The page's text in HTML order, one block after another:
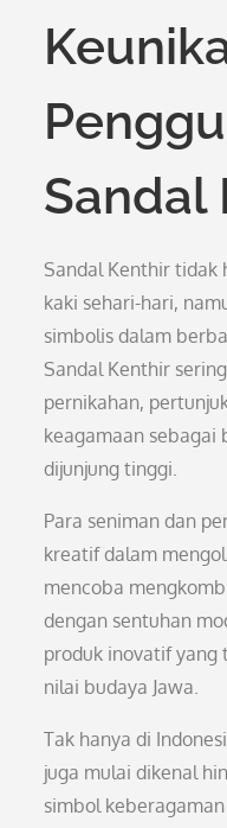
Sandal
Sandal Kenthir tidak
kaki sehari-hari,
simbolis dalam
Sandal Kenthir
pernikahan,
keagamaan sebagai
dijunjung tinggi.
Para seniman dan
kreatif dalam
mencoba
dengan sentuhan
produk inovatif
nilai budaya Jawa.
Tak hanya di
juga mulai dikenal
simbol